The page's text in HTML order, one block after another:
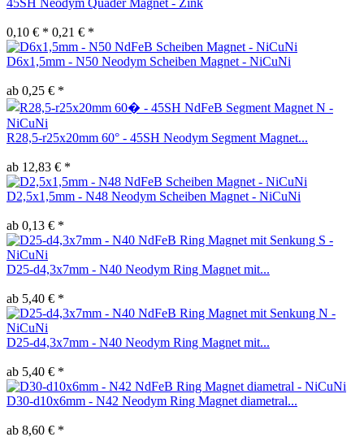
0,10 € * 0,21 € *
D6x1,5mm - N50 Neodym Scheiben Magnet - NiCuNi
ab 0,25 € *
R28,5-r25x20mm 60° - 45SH Neodym Segment Magnet...
ab 12,83 € *
D2,5x1,5mm - N48 Neodym Scheiben Magnet - NiCuNi
ab 0,13 € *
D25-d4,3x7mm - N40 Neodym Ring Magnet mit...
ab 5,40 € *
D25-d4,3x7mm - N40 Neodym Ring Magnet mit...
ab 5,40 € *
D30-d10x6mm - N42 Neodym Ring Magnet diametral...
ab 8,60 € *